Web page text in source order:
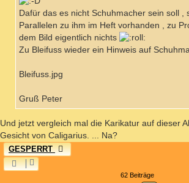
Dafür das es nicht Schuhmacher sein soll ,
Parallelen zu ihm im Heft vorhanden , zu
dem Bild eigentlich nichts
Zu Bleifuss wieder ein Hinweis auf
Bleifuss.jpg
Gruß Peter
Und jetzt vergleich mal die Karikatur auf dieser
Gesicht von Caligarius. ... Na?
GESPERRT
62 Beiträge